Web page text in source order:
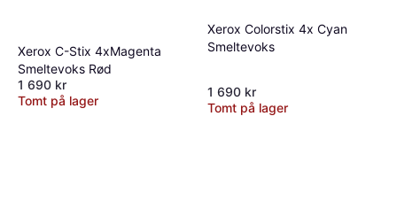
Xerox C-Stix 4xMagenta
Smeltevoks Rød
1 690 kr
Tomt på lager
Xerox Colorstix 4x Cyan
Smeltevoks
1 690 kr
Tomt på lager